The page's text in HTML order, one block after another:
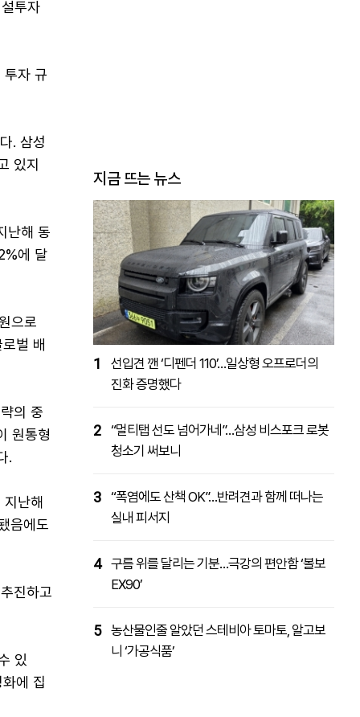
투자
투자 규
. 삼성
있지
난해 동
에 달
으로
벌 배
의 중
원통형
.
난해
음에도
진하고
있
에 집
지금 뜨는 뉴스
1
선입견 깬 ‘디펜더 110’…일상형 오프로더의
진화 증명했다
2 “멀티탭 선도 넘어가네”…삼성 비스포크 로봇
청소기 써보니
3 “폭염에도 산책 OK”…반려견과 함께 떠나는
실내 피서지
4 구름 위를 달리는 기분…극강의 편안함 ‘볼보
EX90’
5 농산물인줄 알았던 스테비아 토마토, 알고보
니 ‘가공식품’